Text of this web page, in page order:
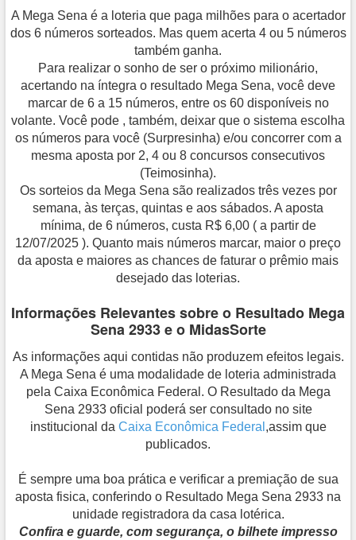
A Mega Sena é a loteria que paga milhões para o acertador
dos 6 números sorteados. Mas quem acerta 4 ou 5 números
também ganha.
Para realizar o sonho de ser o próximo milionário,
acertando na íntegra o resultado Mega Sena, você deve
marcar de 6 a 15 números, entre os 60 disponíveis no
volante. Você pode , também, deixar que o sistema escolha
os números para você (Surpresinha) e/ou concorrer com a
mesma aposta por 2, 4 ou 8 concursos consecutivos
(Teimosinha).
Os sorteios da Mega Sena são realizados três vezes por
semana, às terças, quintas e aos sábados. A aposta
mínima, de 6 números, custa R$ 6,00 ( a partir de
12/07/2025 ). Quanto mais números marcar, maior o preço
da aposta e maiores as chances de faturar o prêmio mais
desejado das loterias.
Informações Relevantes sobre o Resultado Mega
Sena 2933 e o MidasSorte
As informações aqui contidas não produzem efeitos legais.
A Mega Sena é uma modalidade de loteria administrada
pela Caixa Econômica Federal. O Resultado da Mega
Sena 2933 oficial poderá ser consultado no site
institucional da Caixa Econômica Federal ,assim que
publicados.
É sempre uma boa prática e verificar a premiação de sua
aposta fisica, conferindo o Resultado Mega Sena 2933 na
unidade registradora da casa lotérica.
Confira e guarde, com segurança, o bilhete impresso